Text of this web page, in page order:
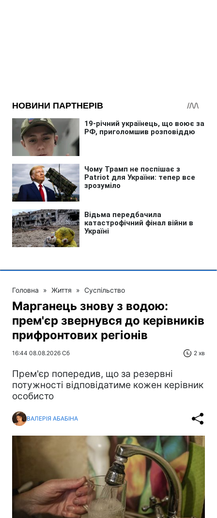
Головна » Життя » Суспільство
Марганець знову з водою:
прем'єр звернувся до керівників
прифронтових регіонів
16:44 08.08.2026 Сб 2 хв
Прем'єр попередив, що за резервні
потужності відповідатиме кожен керівник
особисто
ВАЛЕРІЯ АБАБІНА